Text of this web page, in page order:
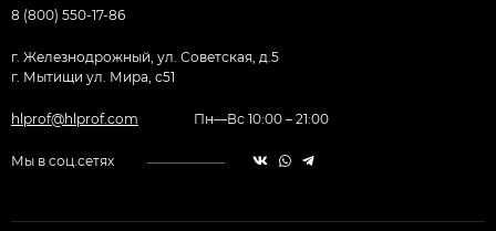
8 (800) 550-17-86
г. Железнодрожный, ул. Советская, д.5
г. Мытищи ул. Мира, с51
hlprof@hlprof.com Пн—Вс 10:00 – 21:00
Мы в соц.сетях